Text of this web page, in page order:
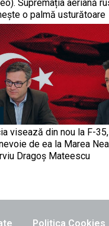
Supremația aeriană
o palmă usturătoare
visează din nou la F-
de ea la Marea
Dragoș Mateescu
Politica Cookies